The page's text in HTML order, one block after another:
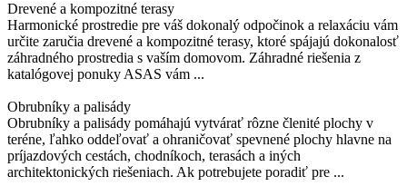
Drevené a kompozitné terasy
Harmonické prostredie pre váš dokonalý odpočinok a relaxáciu vám
určite zaručia drevené a kompozitné terasy, ktoré spájajú dokonalosť
záhradného prostredia s vaším domovom. Záhradné riešenia z
katalógovej ponuky ASAS vám ...
Obrubníky a palisády
Obrubníky a palisády pomáhajú vytvárať rôzne členité plochy v
teréne, ľahko oddeľovať a ohraničovať spevnené plochy hlavne na
príjazdových cestách, chodníkoch, terasách a iných
architektonických riešeniach. Ak potrebujete poradiť pre ...